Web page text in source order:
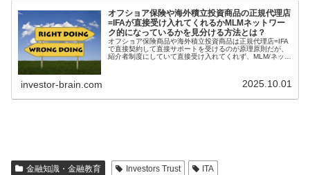
オフショア保険や海外積立投資商品の正規代理店
=IFAが直接受け入れてくれるかMLMネットワー
ク的になっているかを見分ける方法とは？
オフショア保険商品や海外積立投資商品は正規代理店=IFA
で直接契約して直接サポートを受けるのが原理原則だが、
紹介者制度にしていて直接受け入れてくれず、MLM/ネット
investor-brain.com 2025.10.01
金融知識・金融教育 Investors Trust
ITA